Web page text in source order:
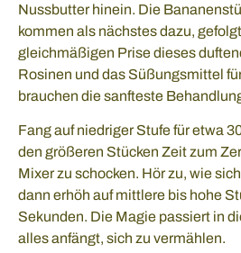
Nussbutter hinein. Die
kommen als nächstes dazu,
gleichmäßigen Prise dieses
Rosinen und das Süßungsmittel
brauchen die sanfteste
Fang auf niedriger Stufe für etwa
den größeren Stücken Zeit zum
Mixer zu schocken. Hör zu, wie
dann erhöh auf mittlere bis hohe
Sekunden. Die Magie passiert in
alles anfängt, sich zu vermählen.